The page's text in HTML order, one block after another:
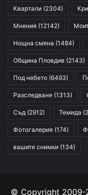
Квартали (2304)
Мнения (12142)
Нощна смяна (1484)
Община Пловдив (2143)
Под небето (6493)
Разследване (1313)
Съд (2912) Темида
Фотогалерия (174)
вашите снимки (134)
© Copyright 2009-